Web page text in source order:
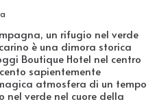
un rifugio nel verde
è una dimora storica
Boutique Hotel nel centro
sapientemente
atmosfera di un tempo
nel verde nel cuore della